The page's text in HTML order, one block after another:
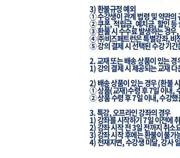
3)환불규정예외
①수강생이관계법령및약관의
②쿠폰,적립금,예치금,할인등
③환불시수수료발생하는경우,
④㈜비즈페트런은특별강좌,비
⑤강의결제시선택된수강기간
2.교재또는배송상품이있는경
1)강의결제시제공되는교재다
2)배송상품이있는경우(환불시
①상품(교재)수령후7일이내,
②상품수령후7일이내,수강했
3.특강,오프라인강좌의경우
1)강좌를시작하기7일이전에
2) 강좌 시작 전 3일 전까지 취
3)강좌시작후에는환불이불가
4)천재지변,수강생미달,강사